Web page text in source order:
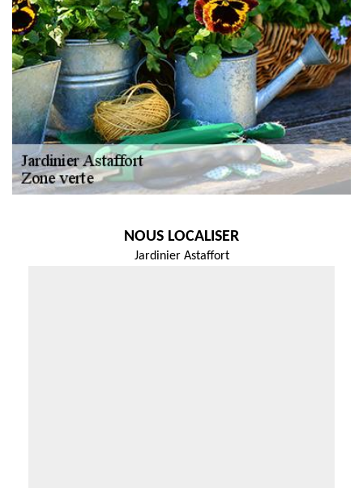
NOUS LOCALISER
Jardinier Astaffort